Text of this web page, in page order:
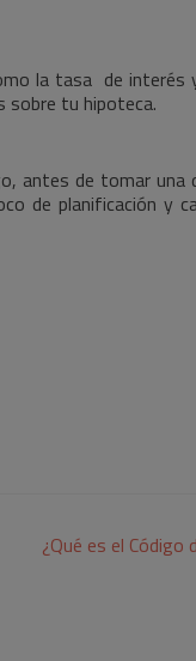
la tasa de interés
sobre tu hipoteca.
antes de tomar una
de planificación y
¿Qué es el Código